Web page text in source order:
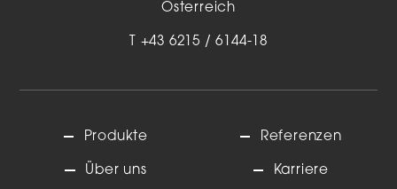
Österreich
+43 6215 / 6144-18
Produkte
Über uns
Referenzen
Karriere